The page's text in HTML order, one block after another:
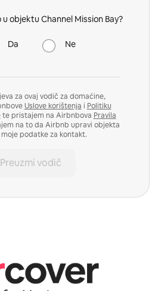
objektu Channel Mission Bay?
Da Ne
za ovaj vodič za domaćine,
Uslove korištenja i Politiku
te pristajem na Airbnbova Pravila
na to da Airbnb upravi objekta
podatke za kontakt.
Preuzmi vodič